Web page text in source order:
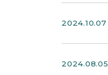
2024.10.07
2024.08.05